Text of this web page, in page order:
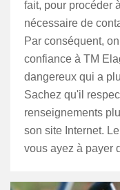
fait, pour procéder
nécessaire de
Par conséquent,
confiance à TM
dangereux qui a
Sachez qu'il
renseignements
son site Internet.
vous ayez à payer